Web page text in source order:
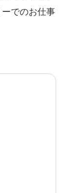
でのお仕事